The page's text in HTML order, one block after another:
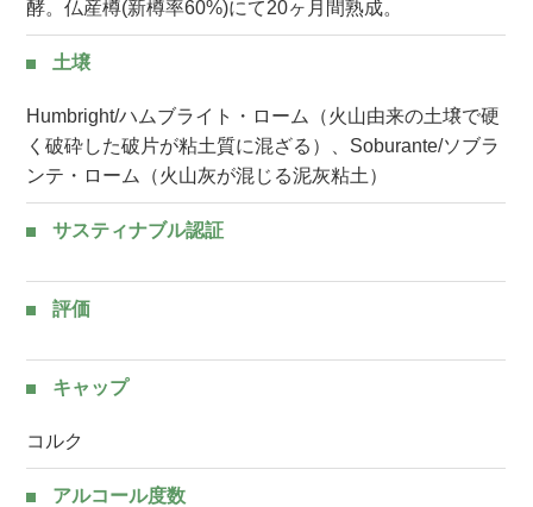
酵。仏産樽(新樽率60%)にて20ヶ月間熟成。
土壌
Humbright/ハムブライト・ローム（火山由来の土壌で硬
く破砕した破片が粘土質に混ざる）、Soburante/ソブラ
ンテ・ローム（火山灰が混じる泥灰粘土）
サスティナブル認証
評価
キャップ
コルク
アルコール度数